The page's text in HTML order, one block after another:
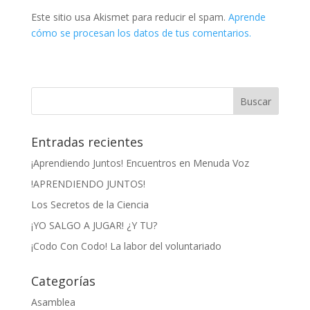
Este sitio usa Akismet para reducir el spam. Aprende
cómo se procesan los datos de tus comentarios.
Entradas recientes
¡Aprendiendo Juntos! Encuentros en Menuda Voz
!APRENDIENDO JUNTOS!
Los Secretos de la Ciencia
¡YO SALGO A JUGAR! ¿Y TU?
¡Codo Con Codo! La labor del voluntariado
Categorías
Asamblea